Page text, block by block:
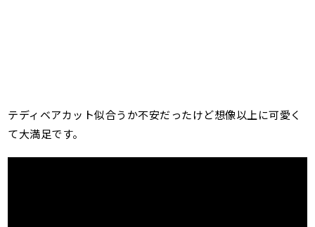
テディベアカット似合うか不安だったけど想像以上に可愛く
て大満足です。